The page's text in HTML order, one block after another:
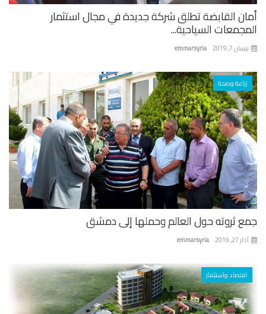
القابضة تطلق شركة جديدة في مجال استثمار
السياحية...
emmarsyria 7, 2019
زراعة وصحة
ثروته حول العالم وحملها إلى دمشق
emmarsyria 27, 2019
اقتصاد واستثمار